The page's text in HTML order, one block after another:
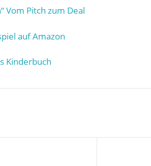
Vom Pitch zum Deal
auf Amazon
Kinderbuch